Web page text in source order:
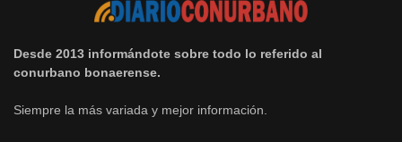
Desde 2013 informándote sobre todo lo referido al
conurbano bonaerense.
Siempre la más variada y mejor información.